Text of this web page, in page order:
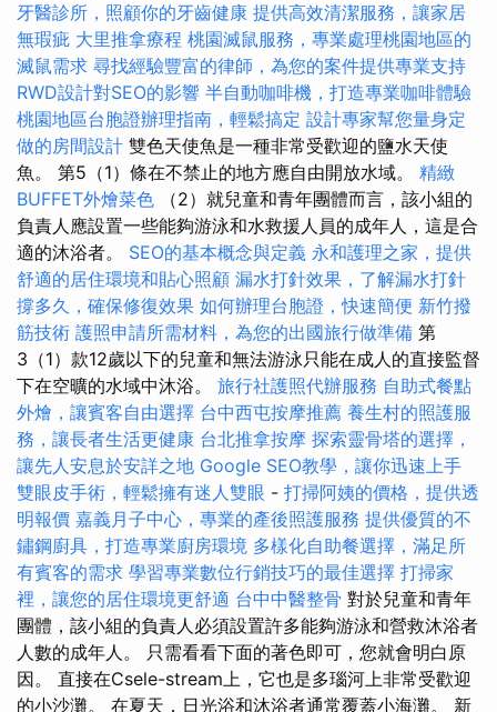
牙醫診所，照顧你的牙齒健康 提供高效清潔服務，讓家居
無瑕疵 大里推拿療程 桃園滅鼠服務，專業處理桃園地區的
滅鼠需求 尋找經驗豐富的律師，為您的案件提供專業支持
RWD設計對SEO的影響 半自動咖啡機，打造專業咖啡體驗
桃園地區台胞證辦理指南，輕鬆搞定 設計專家幫您量身定
做的房間設計 雙色天使魚是一種非常受歡迎的鹽水天使
魚。 第5（1）條在不禁止的地方應自由開放水域。 精緻
BUFFET外燴菜色
（2）就兒童和青年團體而言，該小組的
負責人應設置一些能夠游泳和水救援人員的成年人，這是合
適的沐浴者。 SEO的基本概念與定義 永和護理之家，提供
舒適的居住環境和貼心照顧 漏水打針效果，了解漏水打針
撐多久，確保修復效果 如何辦理台胞證，快速簡便 新竹撥
筋技術 護照申請所需材料，為您的出國旅行做準備 第
3（1）款12歲以下的兒童和無法游泳只能在成人的直接監督
下在空曠的水域中沐浴。 旅行社護照代辦服務 自助式餐點
外燴，讓賓客自由選擇 台中西屯按摩推薦 養生村的照護服
務，讓長者生活更健康 台北推拿按摩 探索靈骨塔的選擇，
讓先人安息於安詳之地 Google SEO教學，讓你迅速上手
雙眼皮手術，輕鬆擁有迷人雙眼 - 打掃阿姨的價格，提供透
明報價 嘉義月子中心，專業的產後照護服務 提供優質的不
鏽鋼廚具，打造專業廚房環境 多樣化自助餐選擇，滿足所
有賓客的需求 學習專業數位行銷技巧的最佳選擇 打掃家
裡，讓您的居住環境更舒適 台中中醫整骨 對於兒童和青年
團體，該小組的負責人必須設置許多能夠游泳和營救沐浴者
人數的成年人。 只需看看下面的著色即可，您就會明白原
因。 直接在Csele-stream上，它也是多瑙河上非常受歡迎
的小沙灘。 在夏天，日光浴和沐浴者通常覆蓋小海灘。 新